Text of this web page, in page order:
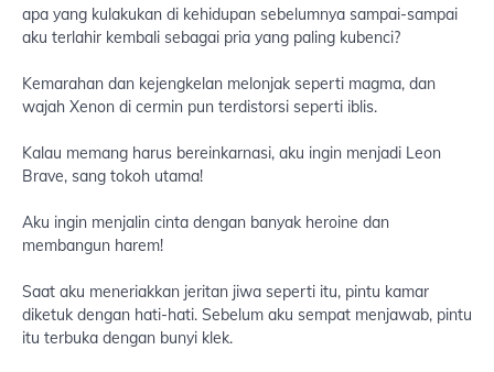
apa yang kulakukan di kehidupan sebelumnya sampai-sampai
aku terlahir kembali sebagai pria yang paling kubenci?
Kemarahan dan kejengkelan melonjak seperti magma, dan
wajah Xenon di cermin pun terdistorsi seperti iblis.
Kalau memang harus bereinkarnasi, aku ingin menjadi Leon
Brave, sang tokoh utama!
Aku ingin menjalin cinta dengan banyak heroine dan
membangun harem!
Saat aku meneriakkan jeritan jiwa seperti itu, pintu kamar
diketuk dengan hati-hati. Sebelum aku sempat menjawab, pintu
itu terbuka dengan bunyi klek.